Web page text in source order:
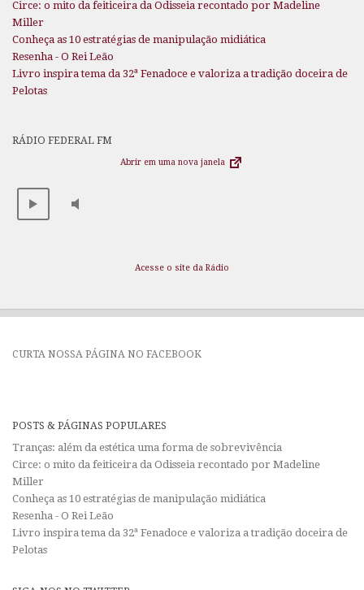
Circe: o mito da feiticeira da Odisseia recontado por Madeline
Miller
Conheça as 10 estratégias de manipulação midiática
Resenha - O Rei Leão
Livro inspira tema da 32ª Fenadoce e valoriza a tradição doceira de
Pelotas
RÁDIO FEDERAL FM
Abrir em uma nova janela
Acesse o site da Rádio
CURTA NOSSA PÁGINA NO FACEBOOK
POSTS & PÁGINAS POPULARES
Tranças: além da estética uma forma de sobrevivência
Circe: o mito da feiticeira da Odisseia recontado por Madeline
Miller
Conheça as 10 estratégias de manipulação midiática
Resenha - O Rei Leão
Livro inspira tema da 32ª Fenadoce e valoriza a tradição doceira de
Pelotas